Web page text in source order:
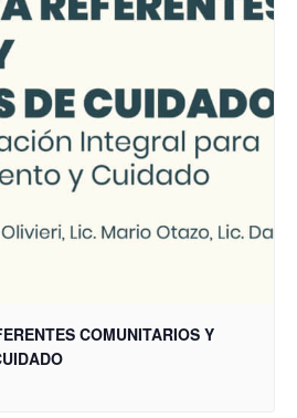
COMUNITARIOS Y